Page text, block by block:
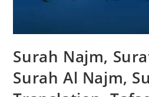
Surah Najm,
Surah Al Najm,